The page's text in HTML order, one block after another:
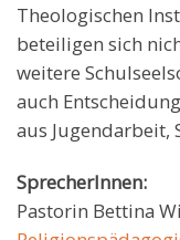
Theologischen
beteiligen sich
weitere
auch
aus Jugendarbeit,
SprecherInnen:
Pastorin Bettina